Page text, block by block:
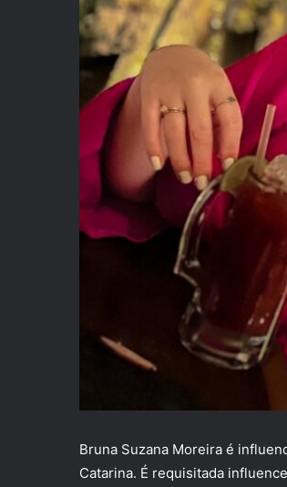
Bruna Suzana Moreira é
Catarina. É requisitada